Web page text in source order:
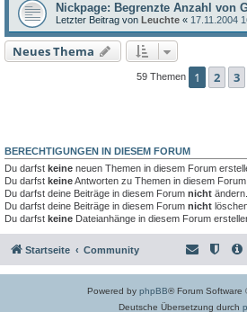
Nickpage: Begrenzte Anzahl von
Letzter Beitrag von Leuchte « 17.11.2004
Neues Thema
59 Themen 1 2 3
BERECHTIGUNGEN IN DIESEM FORUM
Du darfst keine neuen Themen in diesem Forum
Du darfst keineAntworten zu Themen in diesem Forum
Du darfst deine Beiträge in diesem Forum nicht ändern.
Du darfst deine Beiträge in diesem Forum nicht
Du darfst keine Dateianhänge in diesem Forum
Startseite Community
Powered by phpBB® Forum Software
Deutsche Übersetzung durch